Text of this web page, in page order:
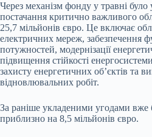
Через механізм фонду у травні
постачання критично важливого
25,7 мільйонів євро. Це включає
електричних мереж, забезпечення
потужностей, модернізації
підвищення стійкості
захисту енергетичних об’єктів та
відновлювальних робіт.
За раніше укладеними угодами вже
приблизно на 8,5 мільйонів євро.